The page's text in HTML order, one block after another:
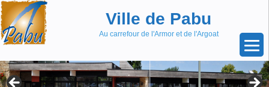
Aller
au
contenu
Skip
to
content
Ville de Pabu
Au carrefour de l'Armor et de l'Argoat